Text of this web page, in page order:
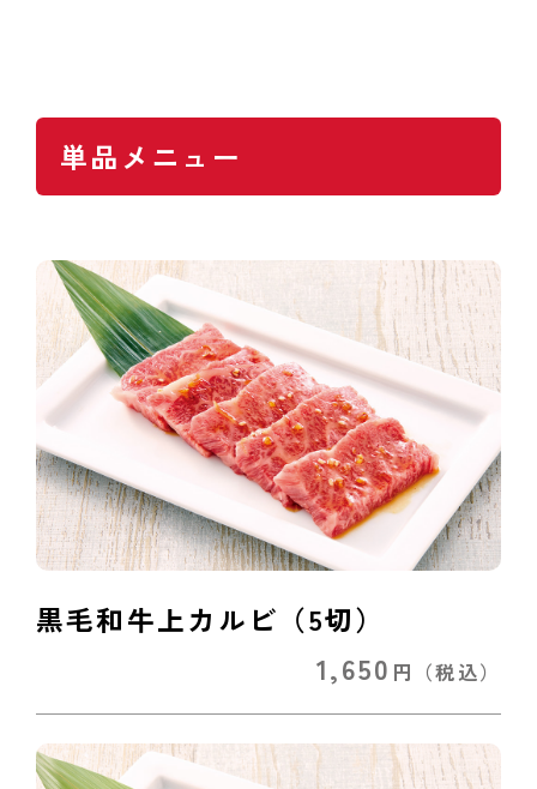
単品メニュー
黒毛和牛上カルビ（5切）
1,650 円 （税込）